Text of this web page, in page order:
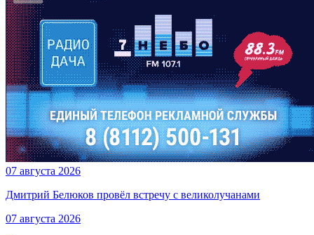
07 августа 2026
Дмитрий Белюков провёл встречу с великолучанами
07 августа 2026